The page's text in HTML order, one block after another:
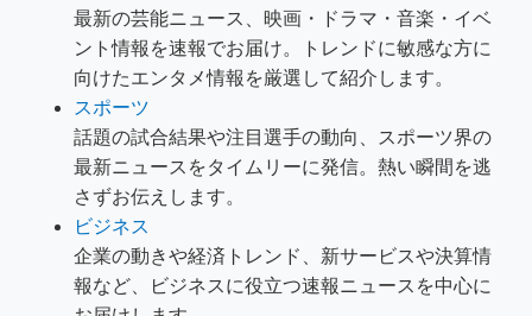
最新の芸能ニュース、映画・ドラマ・音楽・イベ
ント情報を速報でお届け。トレンドに敏感な方に
向けたエンタメ情報を厳選して紹介します。
スポーツ
話題の試合結果や注目選手の動向、スポーツ界の
最新ニュースをタイムリーに発信。熱い瞬間を逃
さずお伝えします。
ビジネス
企業の動きや経済トレンド、新サービスや決算情
報など、ビジネスに役立つ速報ニュースを中心に